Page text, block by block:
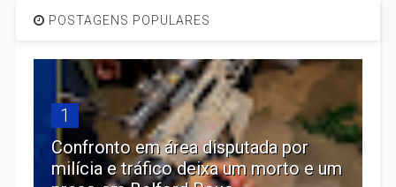
POSTAGENS POPULARES
1
Confronto em área disputada por
milícia e tráfico deixa um morto e um